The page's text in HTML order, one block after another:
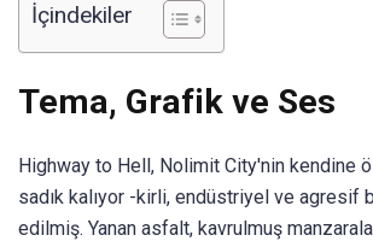
İçindekiler
Tema, Grafik ve Ses
Highway to Hell, Nolimit City'nin kendine
sadık kalıyor -kirli, endüstriyel ve
edilmiş. Yanan asfalt, kavrulmuş